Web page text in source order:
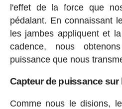
l'effet de la force que
pédalant. En connaissant
les jambes appliquent et
cadence, nous
puissance que nous
Capteur de puissance sur
Comme nous le disions,